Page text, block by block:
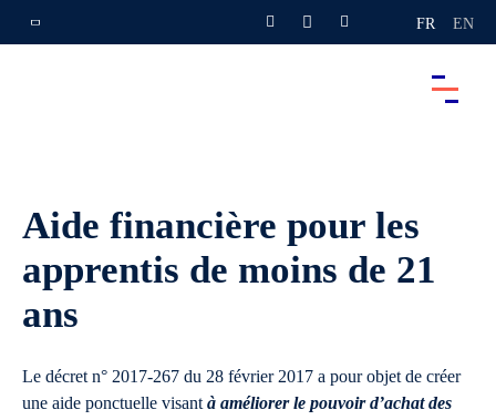
FR EN
Aide financière pour les
apprentis de moins de 21
ans
Le décret n° 2017-267 du 28 février 2017 a pour objet de créer
une aide ponctuelle visant à améliorer le pouvoir d’achat des